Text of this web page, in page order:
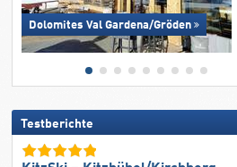
Dolomites Val Gardena/​Gröden
Testberichte